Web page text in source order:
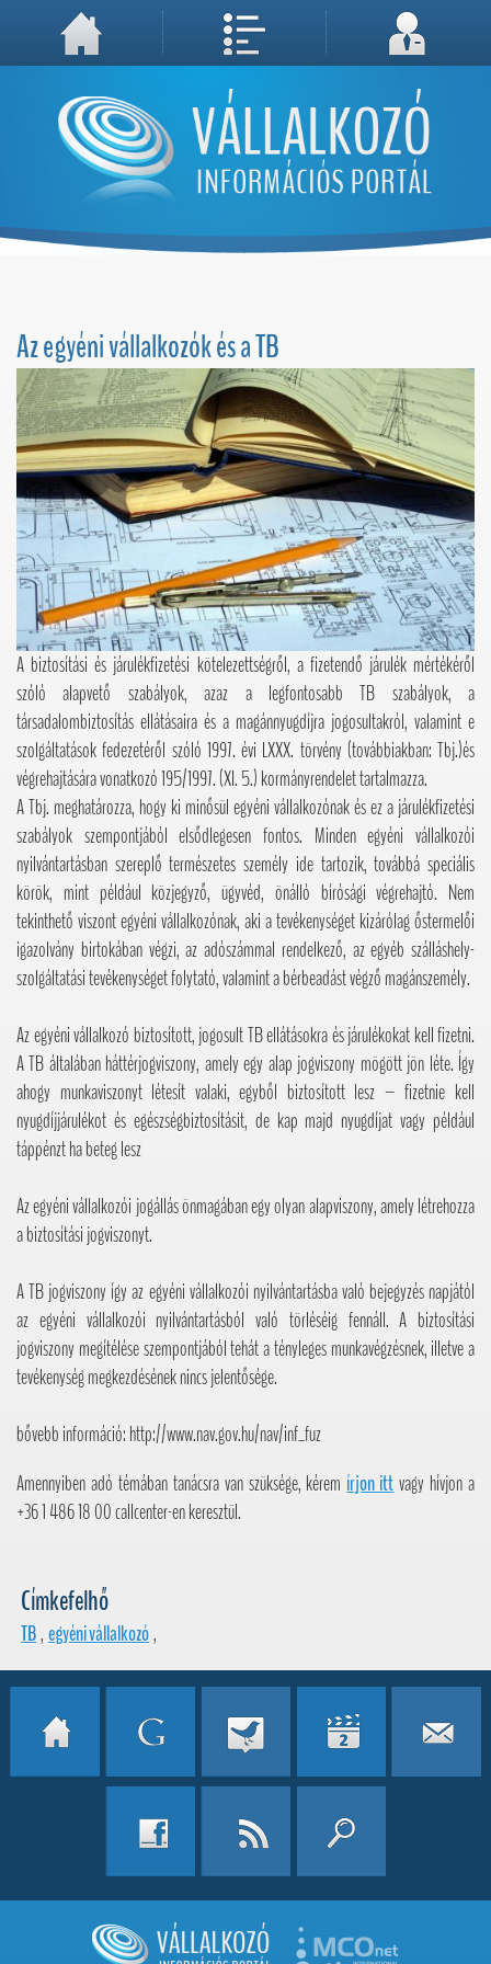
A weboldal használatával Ön elfogadja, hogy Cookie-kat (sütiket) tároljunk számítógépén. A sütik a weboldal megfelelő működéséhez
Megértettem, folytatás...
Az egyéni vállalkozók és a TB
A biztosítási és járulékfizetési kötelezettségről, a fizetendő járulék mértékéről
szóló alapvető szabályok, azaz a legfontosabb TB szabályok, a
társadalombiztosítás ellátásaira és a magánnyugdíjra jogosultakról, valamint e
szolgáltatások fedezetéről szóló 1997. évi LXXX. törvény (továbbiakban: Tbj.)és
végrehajtására vonatkozó 195/1997. (XI. 5.) kormányrendelet tartalmazza.
A Tbj. meghatározza, hogy ki minősül egyéni vállalkozónak és ez a járulékfizetési
szabályok szempontjából elsődlegesen fontos. Minden egyéni vállalkozói
nyilvántartásban szereplő természetes személy ide tartozik, továbbá speciális
körök, mint például közjegyző, ügyvéd, önálló bírósági végrehajtó. Nem
tekinthető viszont egyéni vállalkozónak, aki a tevékenységet kizárólag őstermelői
igazolvány birtokában végzi, az adószámmal rendelkező, az egyéb szálláshely-
szolgáltatási tevékenységet folytató, valamint a bérbeadást végző magánszemély.
Az egyéni vállalkozó biztosított, jogosult TB ellátásokra és járulékokat kell fizetni.
A TB általában háttérjogviszony, amely egy alap jogviszony mögött jön léte. Így
ahogy munkaviszonyt létesít valaki, egyből biztosított lesz – fizetnie kell
nyugdíjjárulékot és egészségbiztosításit, de kap majd nyugdíjat vagy például
táppénzt ha beteg lesz
Az egyéni vállalkozói jogállás önmagában egy olyan alapviszony, amely létrehozza
a biztosítási jogviszonyt.
A TB jogviszony így az egyéni vállalkozói nyilvántartásba való bejegyzés napjától
az egyéni vállalkozói nyilvántartásból való törléséig fennáll. A biztosítási
jogviszony megítélése szempontjából tehát a tényleges munkavégzésnek, illetve a
tevékenység megkezdésének nincs jelentősége.
bővebb információ: http://www.nav.gov.hu/nav/inf_fuz
Amennyiben adó témában tanácsra van szüksége, kéremírjon ittvagy hívjon a
+36 1 486 18 00 callcenter-en keresztül.
Címkefelhő
TB,egyéni vállalkozó,